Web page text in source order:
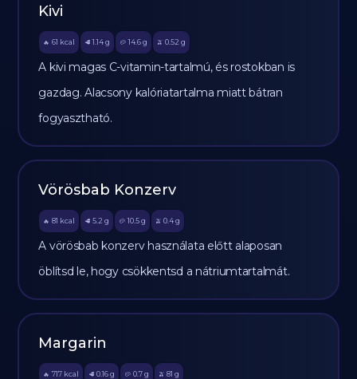
Kivi
🔥 61 kcal 🥩 1.14 g 🥔 14.6g 🫒 0.52 g
A kivi magas C-vitamin-tartalmú, és rostokban is
gazdag. Alacsony kalóriatartalma miatt bátran
fogyasztható.
Vörösbab Konzerv
🔥 81 kcal 🥩 5.2 g 🥔 10.5g 🫒 0.4 g
A vörösbab konzerv használata előtt alaposan
öblítsd le, hogy csökkentsd a nátriumtartalmát.
Margarin
🔥 717 kcal 🥩 0.16 g 🥔 0.7g 🫒 81 g